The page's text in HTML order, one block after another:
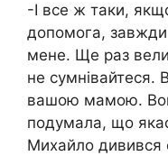
-І все ж таки,
допомога,
мене. Ще раз
не сумнівайтеся.
вашою мамою.
подумала, що
Михайло дивився